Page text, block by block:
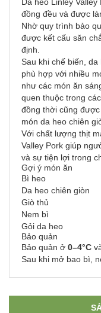
đồng đều và được
Nhờ quy trình bảo
được kết cấu săn
định.
Sau khi chế biến, da
phù hợp với nhiều
như các món ăn
quen thuộc trong
đồng thời cũng
món da heo chiên
Với chất lượng thịt
Valley Pork giúp
và sự tiện lợi trong
Gợi ý món ăn
Bì heo
Da heo chiên giòn
Giò thủ
Nem bì
Gỏi da heo
Bảo quản
Bảo quản ở 0–4°C
Sau khi mở bao bì,